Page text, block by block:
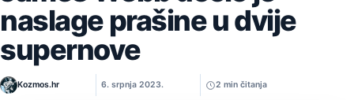
naslage prašine u dvije
supernove
Kozmos.hr 6. srpnja 2023. 2 min čitanja